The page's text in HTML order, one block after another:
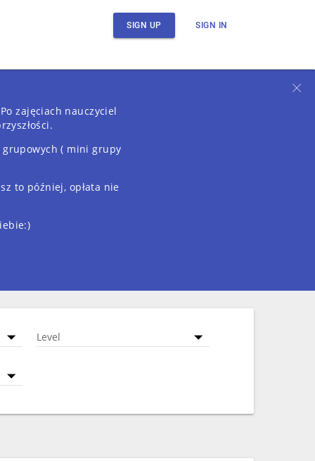
SIGN UP SIGN IN
zajęciach nauczyciel
grupowych ( mini grupy
to później, opłata nie
Level